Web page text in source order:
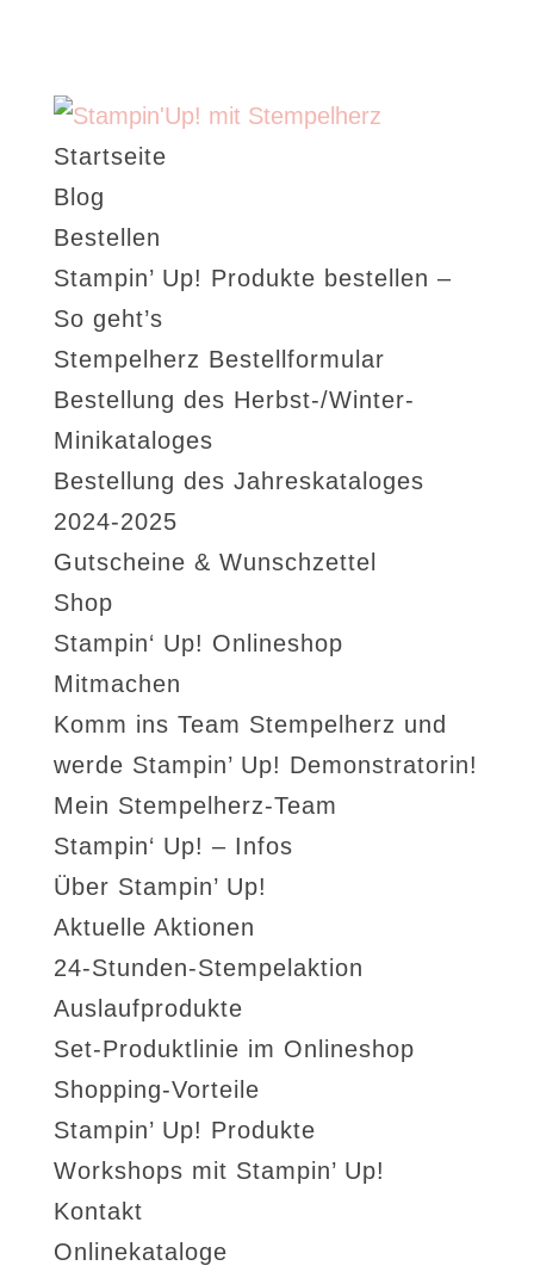
Startseite
Blog
Bestellen
Stampin’ Up! Produkte bestellen –
So geht’s
Stempelherz Bestellformular
Bestellung des Herbst-/Winter-
Minikataloges
Bestellung des Jahreskataloges
2024-2025
Gutscheine & Wunschzettel
Shop
Stampin‘ Up! Onlineshop
Mitmachen
Komm ins Team Stempelherz und
werde Stampin’ Up! Demonstratorin!
Mein Stempelherz-Team
Stampin‘ Up! – Infos
Über Stampin’ Up!
Aktuelle Aktionen
24-Stunden-Stempelaktion
Auslaufprodukte
Set-Produktlinie im Onlineshop
Shopping-Vorteile
Stampin’ Up! Produkte
Workshops mit Stampin’ Up!
Kontakt
Onlinekataloge